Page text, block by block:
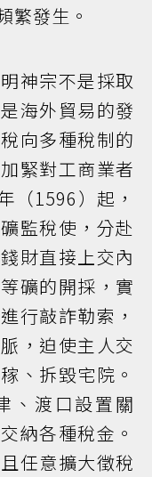
繁發生。
神宗不是採取
海外貿易的發
向多種稅制的
緊對工商業者
（1596）起，
監稅使，分赴
財直接上交內
礦的開採，實
行敲詐勒索，
，迫使主人交
、拆毀宅院。
、渡口設置關
納各種稅金。
任意擴大徵稅